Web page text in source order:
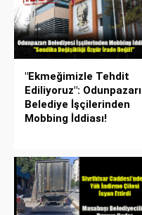
"Ekmeğimizle Tehdit
Ediliyoruz": Odunpazarı
Belediye İşçilerinden
Mobbing İddiası!